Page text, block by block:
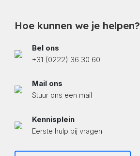
Hoe kunnen we je helpen?
Bel ons
+31 (0222) 36 30 60
Mail ons
Stuur ons een mail
Kennisplein
Eerste hulp bij vragen